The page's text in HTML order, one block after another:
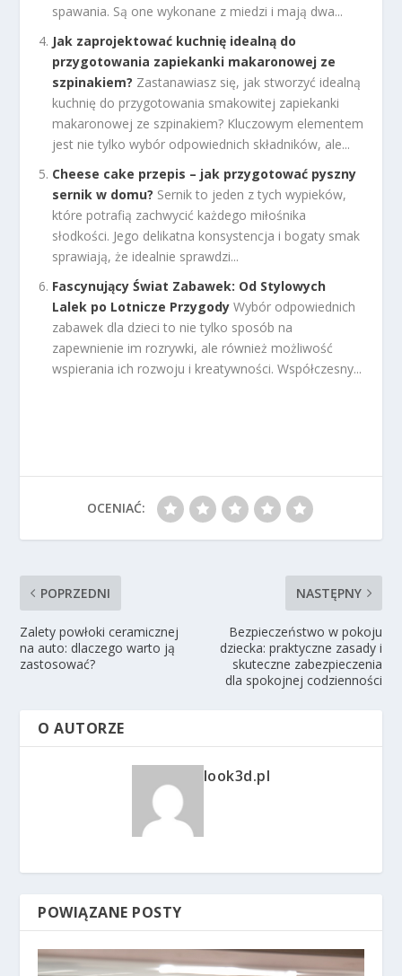
spawania. Są one wykonane z miedzi i mają dwa...
Jak zaprojektować kuchnię idealną do
przygotowania zapiekanki makaronowej ze
szpinakiem? Zastanawiasz się, jak stworzyć idealną
kuchnię do przygotowania smakowitej zapiekanki
makaronowej ze szpinakiem? Kluczowym elementem
jest nie tylko wybór odpowiednich składników, ale...
Cheese cake przepis – jak przygotować pyszny
sernik w domu? Sernik to jeden z tych wypieków,
które potrafią zachwycić każdego miłośnika
słodkości. Jego delikatna konsystencja i bogaty smak
sprawiają, że idealnie sprawdzi...
Fascynujący Świat Zabawek: Od Stylowych
Lalek po Lotnicze Przygody Wybór odpowiednich
zabawek dla dzieci to nie tylko sposób na
zapewnienie im rozrywki, ale również możliwość
wspierania ich rozwoju i kreatywności. Współczesny...
OCENIAĆ:
POPRZEDNI
Zalety powłoki ceramicznej
na auto: dlaczego warto ją
zastosować?
NASTĘPNY
Bezpieczeństwo w pokoju
dziecka: praktyczne zasady i
skuteczne zabezpieczenia
dla spokojnej codzienności
O AUTORZE
look3d.pl
POWIĄZANE POSTY